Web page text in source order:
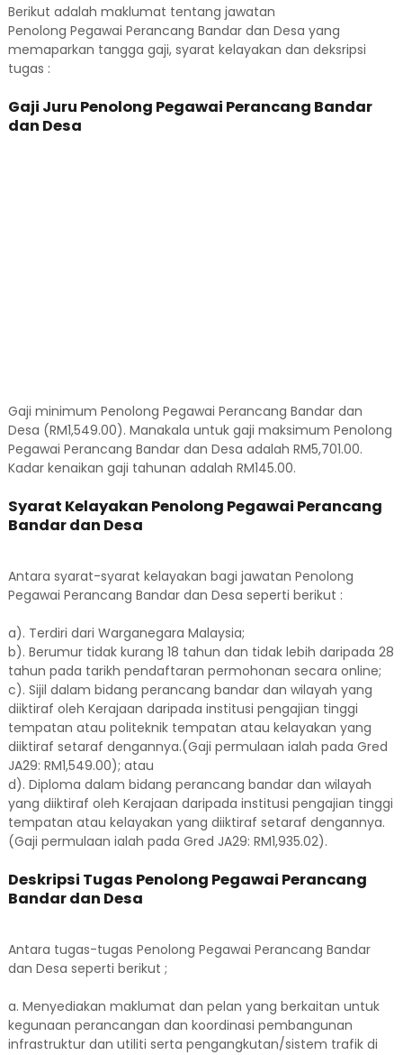
Berikut adalah maklumat tentang jawatan
Penolong Pegawai Perancang Bandar dan Desa yang
memaparkan tangga gaji, syarat kelayakan dan deksripsi
tugas :
Gaji Juru Penolong Pegawai Perancang Bandar
dan Desa
Gaji minimum Penolong Pegawai Perancang Bandar dan
Desa (RM1,549.00). Manakala untuk gaji maksimum Penolong
Pegawai Perancang Bandar dan Desa adalah RM5,701.00.
Kadar kenaikan gaji tahunan adalah RM145.00.
Syarat Kelayakan Penolong Pegawai Perancang
Bandar dan Desa
Antara syarat-syarat kelayakan bagi jawatan Penolong
Pegawai Perancang Bandar dan Desa seperti berikut :
a). Terdiri dari Warganegara Malaysia;
b). Berumur tidak kurang 18 tahun dan tidak lebih daripada 28
tahun pada tarikh pendaftaran permohonan secara online;
c). Sijil dalam bidang perancang bandar dan wilayah yang
diiktiraf oleh Kerajaan daripada institusi pengajian tinggi
tempatan atau politeknik tempatan atau kelayakan yang
diiktiraf setaraf dengannya.(Gaji permulaan ialah pada Gred
JA29: RM1,549.00); atau
d). Diploma dalam bidang perancang bandar dan wilayah
yang diiktiraf oleh Kerajaan daripada institusi pengajian tinggi
tempatan atau kelayakan yang diiktiraf setaraf dengannya.
(Gaji permulaan ialah pada Gred JA29: RM1,935.02).
Deskripsi Tugas Penolong Pegawai Perancang
Bandar dan Desa
Antara tugas-tugas Penolong Pegawai Perancang Bandar
dan Desa seperti berikut ;
a. Menyediakan maklumat dan pelan yang berkaitan untuk
kegunaan perancangan dan koordinasi pembangunan
infrastruktur dan utiliti serta pengangkutan/sistem trafik di